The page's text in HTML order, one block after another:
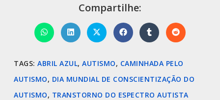
Compartilhe:
TAGS: ABRIL AZUL, AUTISMO, CAMINHADA PELO
AUTISMO, DIA MUNDIAL DE CONSCIENTIZAÇÃO DO
AUTISMO, TRANSTORNO DO ESPECTRO AUTISTA